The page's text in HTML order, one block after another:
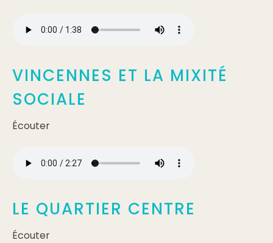
VINCENNES ET LA MIXITÉ
SOCIALE
Écouter
LE QUARTIER CENTRE
Écouter